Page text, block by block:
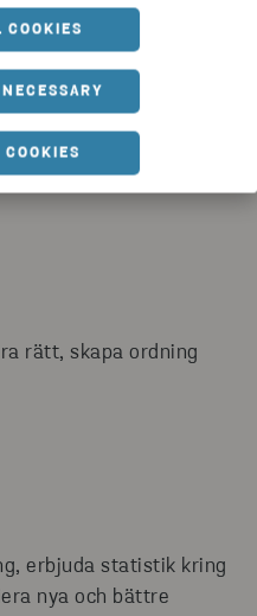
COOKIES
behov og udfordringer.
rätt, skapa ordning
erbjuda statistik kring
nya och bättre